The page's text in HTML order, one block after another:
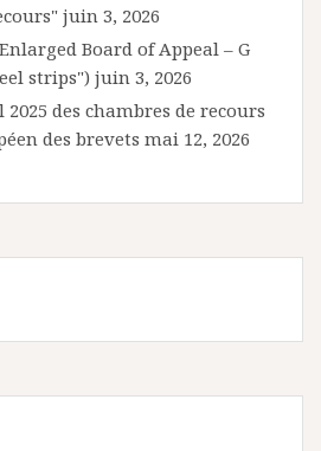
juin 3, 2026
Board of Appeal – G
strips") juin 3, 2026
des chambres de recours
des brevets mai 12, 2026